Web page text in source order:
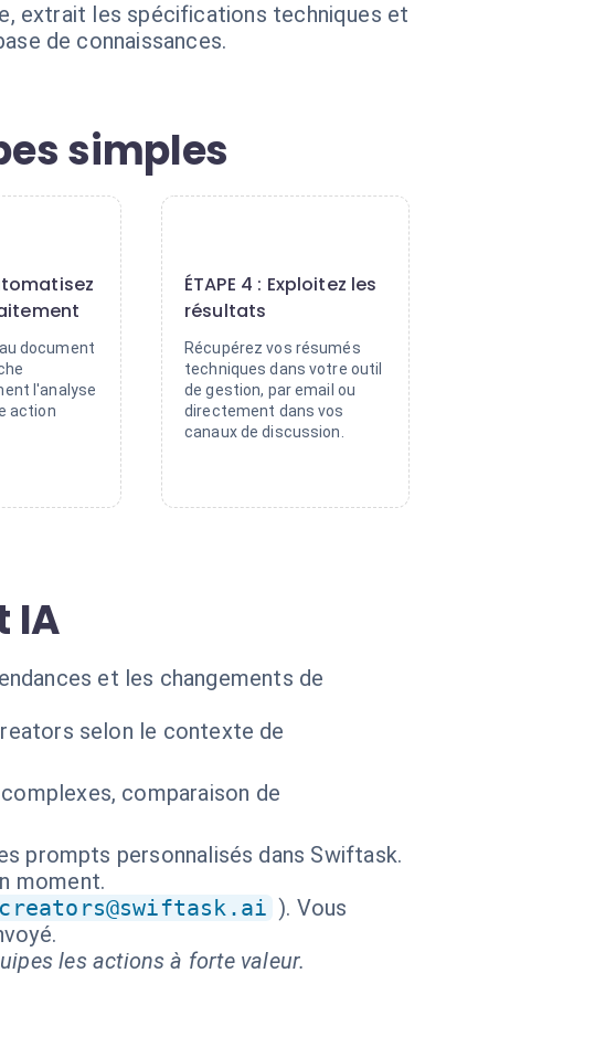
extrait les spécifications techniques et
de connaissances.
simples
document
l'analyse
action
ÉTAPE 4 : Exploitez les
résultats
Récupérez vos résumés
techniques dans votre outil
de gestion, par email ou
directement dans vos
canaux de discussion.
IA
et les changements de
selon le contexte de
comparaison de
prompts personnalisés dans Swiftask.
moment.
). Vous
les actions à forte valeur.